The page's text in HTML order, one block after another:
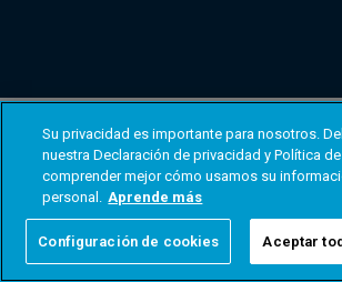
Su privacidad es importante para nosotros.
nuestra Declaración de privacidad y Política
comprender mejor cómo usamos su
personal. Aprende más
Configuración de cookies Aceptar